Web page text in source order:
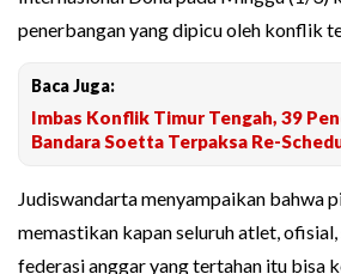
penerbangan yang dipicu oleh konflik
Baca Juga:
Imbas Konflik Timur Tengah, 39
Bandara Soetta Terpaksa Re-
Judiswandarta menyampaikan bahwa
memastikan kapan seluruh atlet,
federasi anggar yang tertahan itu bisa